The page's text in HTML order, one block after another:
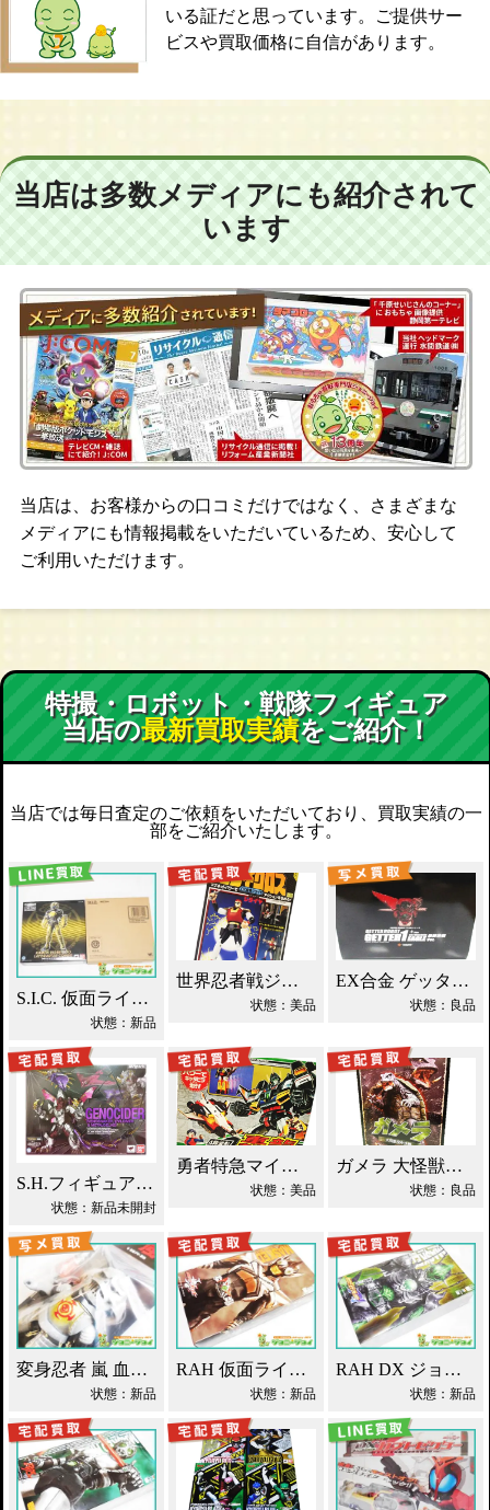
いる証だと思っています。ご提供サー
ビスや買取価格に自信があります。
当店は多数メディアにも紹介されて
います
当店は、お客様からの口コミだけではなく、さまざまな
メディアにも情報掲載をいただいているため、安心して
ご利用いただけます。
特撮・ロボット・戦隊フィギュア
当店の最新買取実績をご紹介！
当店では毎日査定のご依頼をいただいており、買取実績の一
部をご紹介いたします。
S.I.C. 仮面ライダーオーズ ラトラーターコンボ買取
状態：新品
世界忍者戦ジライヤ DX磁気 買取！
状態：美品
EX合金 ゲッターロボ ゲッター1 買取！
状態：良品
S.H.フィギュアーツ ジェノサイダー 買取！
状態：新品未開封
勇者特急マイトガイン 4段変形 轟龍 買取！
状態：美品
ガメラ 大怪獣空中決戦 ソフビ買取！
状態：良品
変身忍者 嵐 血車魔神斉 東映レトロソフビ買取！
状態：新品
RAH 仮面ライダーパンチホッパー 2011DX買取！
状態：新品
RAH DX ジョーカー 仮面ライダーブレイド買取！
状態：新品